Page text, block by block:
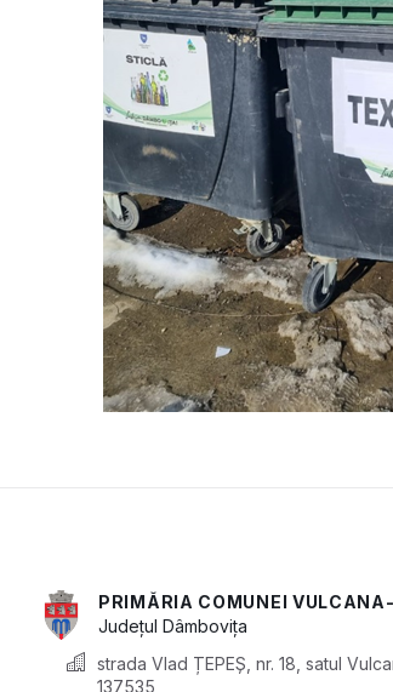
PRIMĂRIA COMUNEI
JudețulDâmbovița
strada Vlad ȚEPEȘ, nr. 18, satul
137535